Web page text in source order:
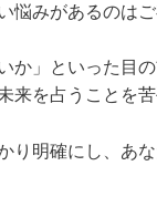
悩みがあるのは
か」といった目
来を占うことを苦
り明確にし、あ